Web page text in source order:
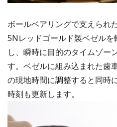
ボールベアリングで支えられ
5Nレッドゴールド製ベゼル
し、瞬時に目的のタイムゾー
す。ベゼルに組み込まれた歯
の現地時間に調整すると同時
時刻も更新します。